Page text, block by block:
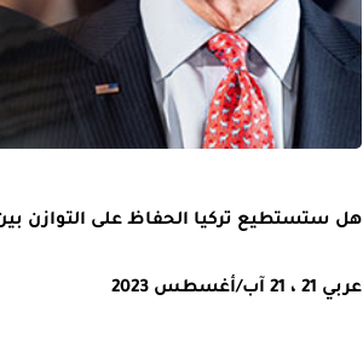
هل ستستطيع تركيا الحفاظ على التوازن
عربي 21 ، 21 آب/أغسطس 2023